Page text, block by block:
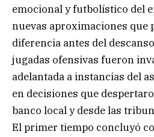
emocional y futbolístico del
nuevas aproximaciones que
diferencia antes del
jugadas ofensivas fueron
adelantada a instancias del
en decisiones que
banco local y desde las
El primer tiempo concluyó